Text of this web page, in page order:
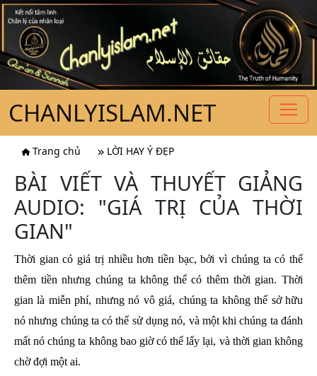
CHANLYISLAM.NET
Trang chủ LỜI HAY Ý ĐẸP
BÀI VIẾT VÀ THUYẾT GIẢNG
AUDIO: "GIÁ TRỊ CỦA THỜI
GIAN"
Thời gian có giá trị nhiều hơn tiền bạc, bởi vì chúng ta có thể
thêm tiền nhưng chúng ta không thể có thêm thời gian. Thời
gian là miễn phí, nhưng nó vô giá, chúng ta không thể sở hữu
nó nhưng chúng ta có thể sử dụng nó, và một khi chúng ta đánh
mất nó chúng ta không bao giờ có thể lấy lại, và thời gian không
chờ đợi một ai.